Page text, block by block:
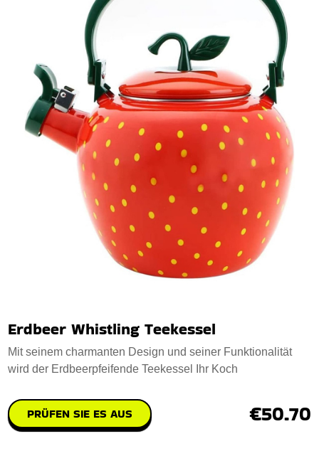
Erdbeer Whistling Teekessel
Mit seinem charmanten Design und seiner Funktionalität
wird der Erdbeerpfeifende Teekessel Ihr Koch
PRÜFEN SIE ES AUS €50.70